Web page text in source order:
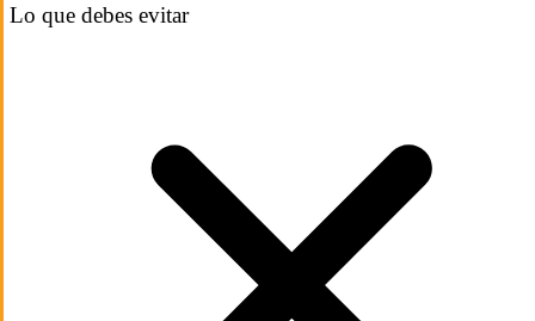
Lo que debes evitar